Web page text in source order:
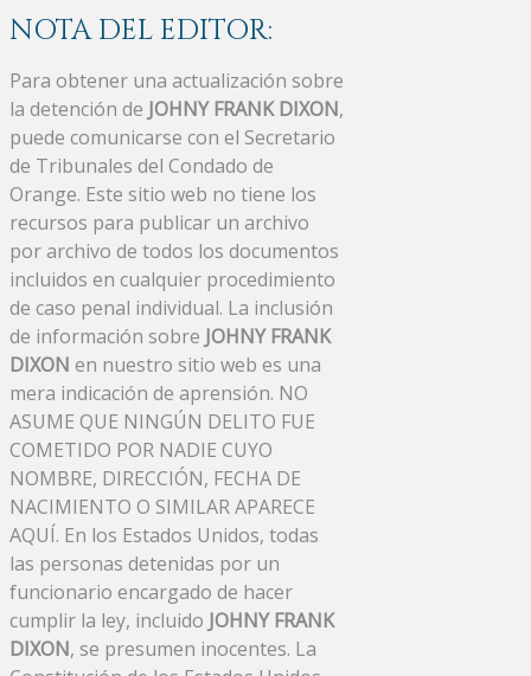
NOTA DEL EDITOR:
Para obtener una actualización sobre
la detención de JOHNY FRANK DIXON,
puede comunicarse con el Secretario
de Tribunales del Condado de
Orange. Este sitio web no tiene los
recursos para publicar un archivo
por archivo de todos los documentos
incluidos en cualquier procedimiento
de caso penal individual. La inclusión
de información sobre JOHNY FRANK
DIXON en nuestro sitio web es una
mera indicación de aprensión. NO
ASUME QUE NINGÚN DELITO FUE
COMETIDO POR NADIE CUYO
NOMBRE, DIRECCIÓN, FECHA DE
NACIMIENTO O SIMILAR APARECE
AQUÍ. En los Estados Unidos, todas
las personas detenidas por un
funcionario encargado de hacer
cumplir la ley, incluido JOHNY FRANK
DIXON, se presumen inocentes. La